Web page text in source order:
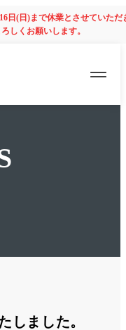
日(日)まで休業とさせていただ
しくお願いします。
しました。